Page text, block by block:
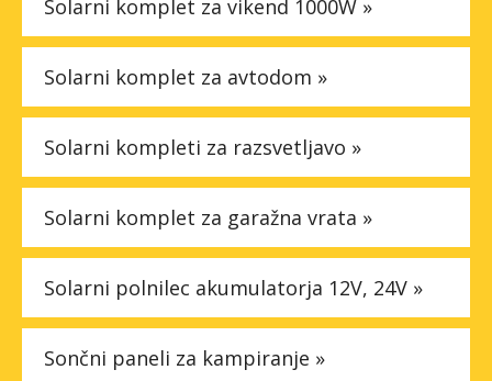
Solarni komplet za vikend 1000W »
Solarni komplet za avtodom »
Solarni kompleti za razsvetljavo »
Solarni komplet za garažna vrata »
Solarni polnilec akumulatorja 12V, 24V »
Sončni paneli za kampiranje »